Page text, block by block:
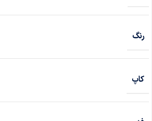
رنگ
کاپ